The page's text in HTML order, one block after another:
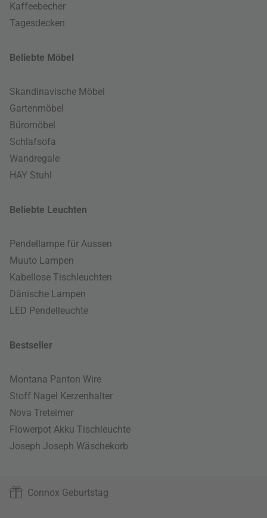
Kaffeebecher
Tagesdecken
Beliebte Möbel
Skandinavische Möbel
Gartenmöbel
Büromöbel
Schlafsofa
Wandregale
HAY Stuhl
Beliebte Leuchten
Pendellampe für Aussen
Muuto Lampen
Kabellose Tischleuchten
Dänische Lampen
LED Pendelleuchte
Bestseller
Montana Panton Wire
Stoff Nagel Kerzenhalter
Nova Treteimer
Flowerpot Akku Tischleuchte
Joseph Joseph Wäschekorb
Connox Geburtstag